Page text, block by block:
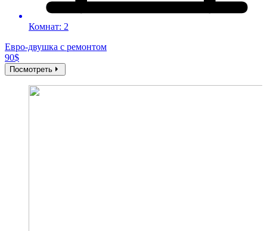
Комнат: 2
Евро-двушка с ремонтом
90$
Посмотреть